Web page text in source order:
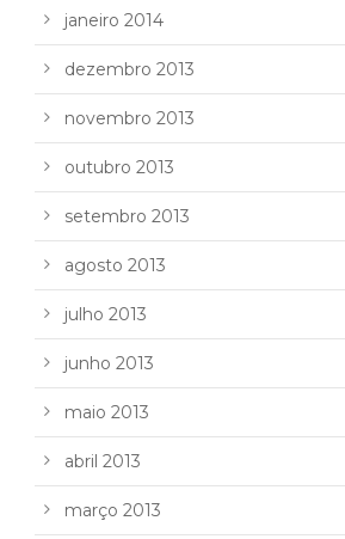
janeiro 2014
dezembro 2013
novembro 2013
outubro 2013
setembro 2013
agosto 2013
julho 2013
junho 2013
maio 2013
abril 2013
março 2013